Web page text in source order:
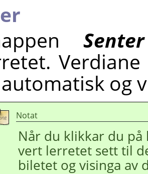
Senter
og
Notat
Når du klikkar du
vert lerretet sett til
biletet og visinga av